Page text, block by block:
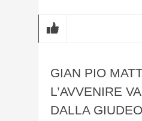
GIAN PIO
L’AVVENIRE
DALLA